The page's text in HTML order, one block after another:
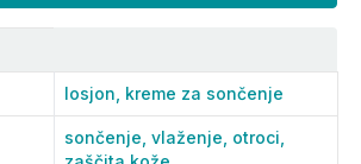
losjon, kreme za sončenje
sončenje, vlaženje, otroci,